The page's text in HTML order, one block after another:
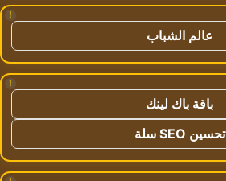
!
عالم الشباب
!
باقة باك لينك
تحسين SEO سلة